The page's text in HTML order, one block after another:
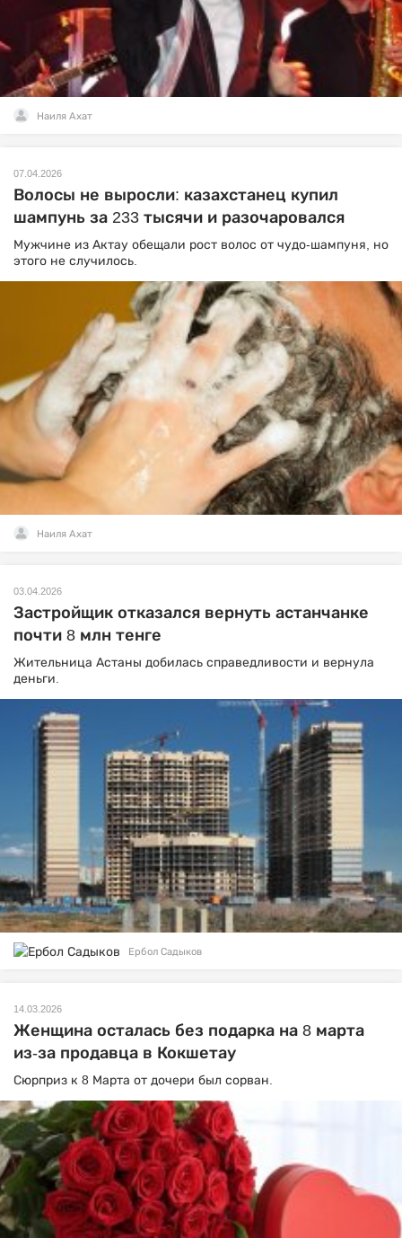
Наиля Ахат
07.04.2026
Волосы не выросли: казахстанец купил
шампунь за 233 тысячи и разочаровался
Мужчине из Актау обещали рост волос от чудо-шампуня, но
этого не случилось.
Наиля Ахат
03.04.2026
Застройщик отказался вернуть астанчанке
почти 8 млн тенге
Жительница Астаны добилась справедливости и вернула
деньги.
Ербол Садыков
14.03.2026
Женщина осталась без подарка на 8 марта
из-за продавца в Кокшетау
Сюрприз к 8 Марта от дочери был сорван.